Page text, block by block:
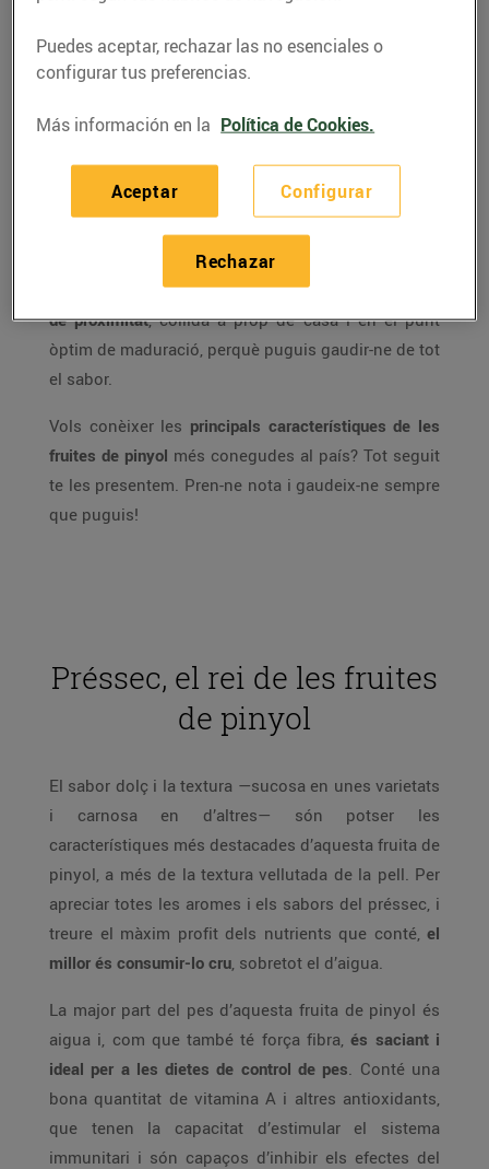
Els préssecs, els paraguaians, les nectarines, les
platerines… són alguns dels representants més
Es tracta de fruites quepresenten una única llavor,
un gust deliciós, ens aporten un munt de propietats
beneficioses per a la salut.
A les fruiteries de Bonpreu i Esclat i al nostre
supermercat Esclat Onlinehitrobaràs fruita de pinyol
de proximitat, collida a prop de casa i en el punt
òptim de maduració, perquè puguis gaudir-ne de tot
el sabor.
Vols conèixer les principals característiques de les
fruites de pinyol més conegudes al país? Tot seguit
te les presentem. Pren-ne nota i gaudeix-ne sempre
que puguis!
Préssec, el rei de les fruites
de pinyol
El sabor dolç i la textura —sucosa en unes varietats
i carnosa en d’altres— són potser les
característiques més destacades d’aquesta fruita de
pinyol, a més de la textura vellutada de la pell. Per
apreciar totes les aromes i els sabors del préssec, i
treure el màxim profit dels nutrients que conté, el
millor és consumir-lo cru, sobretot el d’aigua.
La major part del pes d’aquesta fruita de pinyol és
aigua i, com que també té força fibra, és saciant i
ideal per a les dietes de control de pes. Conté una
bona quantitat de vitamina A i altres antioxidants,
que tenen la capacitat d’estimular el sistema
immunitari i són capaços d’inhibir els efectes del
Puedes aceptar, rechazar las no esenciales o
configurar tus preferencias.
Más información en la Política de Cookies.
Configurar
Rechazar
Aceptar